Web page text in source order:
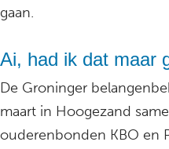
gaan.
Ai, had ik dat maar
De Groninger
maart in Hoogezand
ouderenbonden KBO en